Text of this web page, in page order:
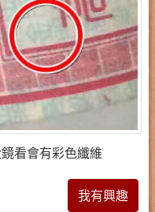
看會有彩色纖維
我有興趣